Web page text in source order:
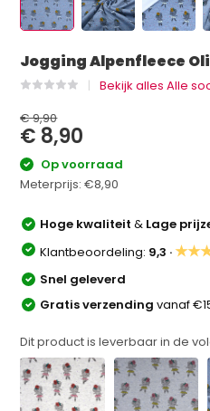
Jogging Alpenfleece
Bekijk alles Alle
€ 9,90
€ 8,90
Op voorraad
Meterprijs:€8,90
Hoge kwaliteit& Lage
Klantbeoordeling: 9,3 ·
Snel geleverd
Gratis verzendingvanaf
Dit product is leverbaar in de